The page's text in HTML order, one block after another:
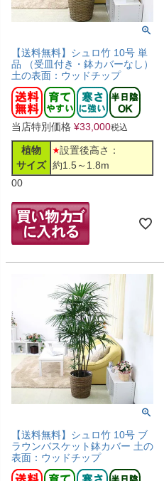
【送料無料】シュロ竹 10号 単
品 （受皿付き・鉢カバーなし）
土の表面：ウッドチップ
当店特別価格 ¥33,000税込
植物
サイズ
設置後高さ：
約1.5～1.8m
00
【送料無料】シュロ竹 10号 ブ
ラウンバスケット鉢カバー 土の
表面：ウッドチップ